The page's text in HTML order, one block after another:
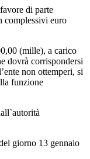
di parte
complessivi euro
(mille), a carico
dovrà corrispondersi
non ottemperi, si
funzione
giorno 13 gennaio